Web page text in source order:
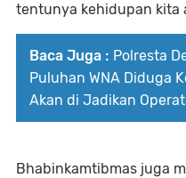
tentunya kehidupan kita
Baca Juga : Polresta
Puluhan WNA Diduga
Akan di Jadikan
Bhabinkamtibmas juga